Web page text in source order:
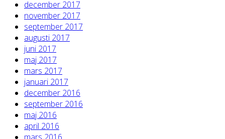
december 2017
november 2017
september 2017
augusti 2017
juni 2017
maj 2017
mars 2017
januari 2017
december 2016
september 2016
maj 2016
april 2016